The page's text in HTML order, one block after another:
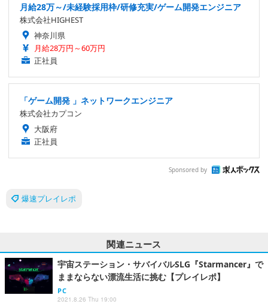
月給28万～/未経験採用枠/研修充実/ゲーム開発エンジニア
株式会社HIGHEST
神奈川県
月給28万円～60万円
正社員
「ゲーム開発 」ネットワークエンジニア
株式会社カプコン
大阪府
正社員
Sponsored by
爆速プレイレポ
関連ニュース
宇宙ステーション・サバイバルSLG『Starmancer』で
ままならない漂流生活に挑む【プレイレポ】
PC
2021.8.26 Thu 19:00